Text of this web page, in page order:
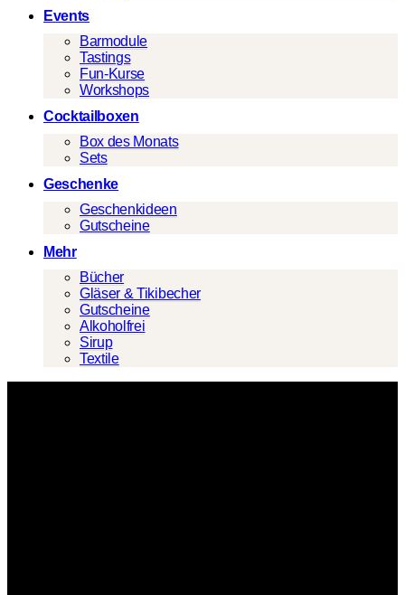
Events
Barmodule
Tastings
Fun-Kurse
Workshops
Cocktailboxen
Box des Monats
Sets
Geschenke
Geschenkideen
Gutscheine
Mehr
Bücher
Gläser & Tikibecher
Gutscheine
Alkoholfrei
Sirup
Textile